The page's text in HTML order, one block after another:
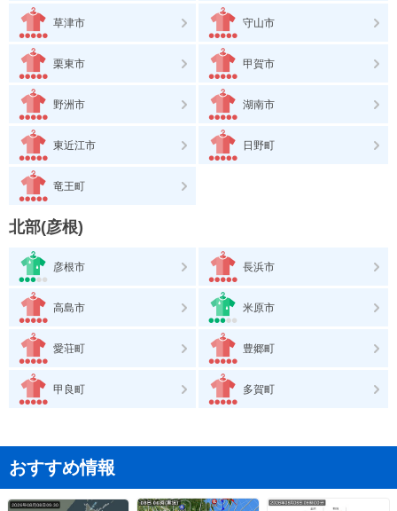
草津市 守山市
栗東市 甲賀市
野洲市 湖南市
東近江市 日野町
竜王町
北部(彦根)
彦根市 長浜市
高島市 米原市
愛荘町 豊郷町
甲良町 多賀町
おすすめ情報